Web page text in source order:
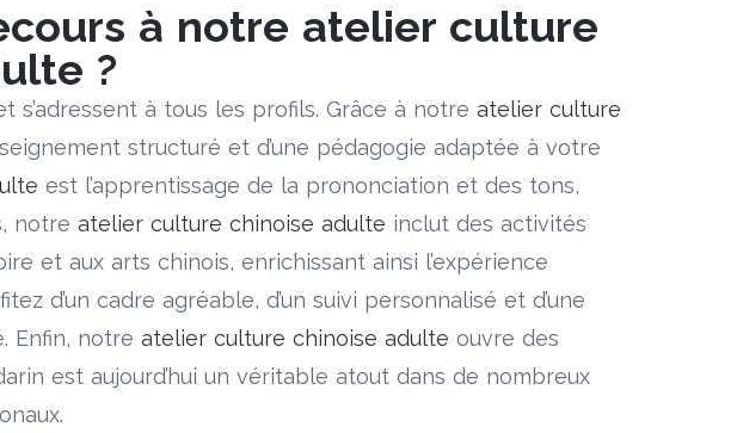
à notre atelier culture
?
s’adressent à tous les profils. Grâce à notre atelier culture
structuré et d’une pédagogie adaptée à votre
est l’apprentissage de la prononciation et des tons,
notre atelier culture chinoise adulte inclut des activités
et aux arts chinois, enrichissant ainsi l’expérience
d’un cadre agréable, d’un suivi personnalisé et d’une
Enfin, notre atelier culture chinoise adulte ouvre des
est aujourd’hui un véritable atout dans de nombreux